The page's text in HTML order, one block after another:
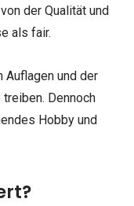
der Qualität und
als fair.
und der
Dennoch
Hobby und